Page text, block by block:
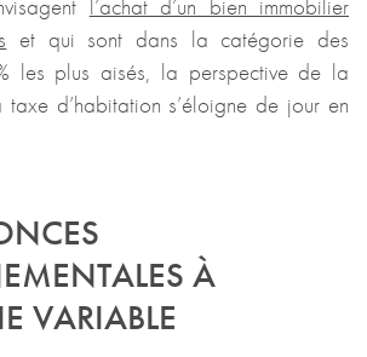
l’achat d’un bien immobilier
et qui sont dans la catégorie des
les plus aisés, la perspective de la
d’habitation s’éloigne de jour en
À
VARIABLE